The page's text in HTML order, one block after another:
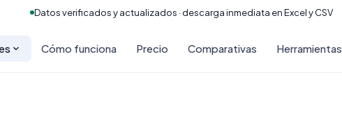
Datos verificados y actualizados · descarga inmediata en Excel y CSV
Cómo funciona Precio Comparativas Herramientas